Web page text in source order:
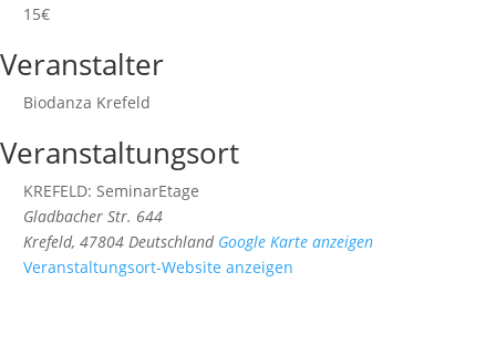
15€
Veranstalter
Biodanza Krefeld
Veranstaltungsort
KREFELD: SeminarEtage
Gladbacher Str. 644
Krefeld, 47804 Deutschland Google Karte anzeigen
Veranstaltungsort-Website anzeigen